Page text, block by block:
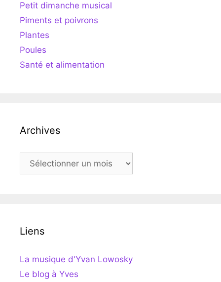
Petit dimanche musical
Piments et poivrons
Plantes
Poules
Santé et alimentation
Archives
Archives
Liens
La musique d'Yvan Lowosky
Le blog à Yves